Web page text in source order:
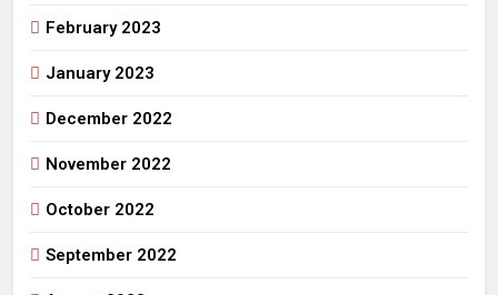
February 2023
January 2023
December 2022
November 2022
October 2022
September 2022